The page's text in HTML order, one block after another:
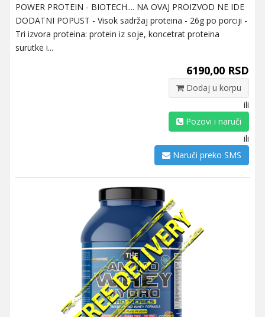
POWER PROTEIN - BIOTECH.... NA OVAJ PROIZVOD NE IDE
DODATNI POPUST - Visok sadržaj proteina - 26g po porciji -
Tri izvora proteina: protein iz soje, koncetrat proteina
surutke i...
6190,00 RSD
Dodaj u korpu
ili
Pozovi i naruči
ili
Naruči preko SMS